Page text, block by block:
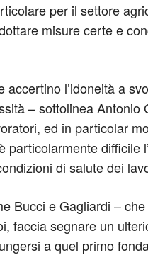
per il settore
misure certe e
accertino l’idoneità a
– sottolinea
ed in particolar
particolarmente
di salute dei
Bucci e Gagliardi –
faccia segnare un
a quel primo